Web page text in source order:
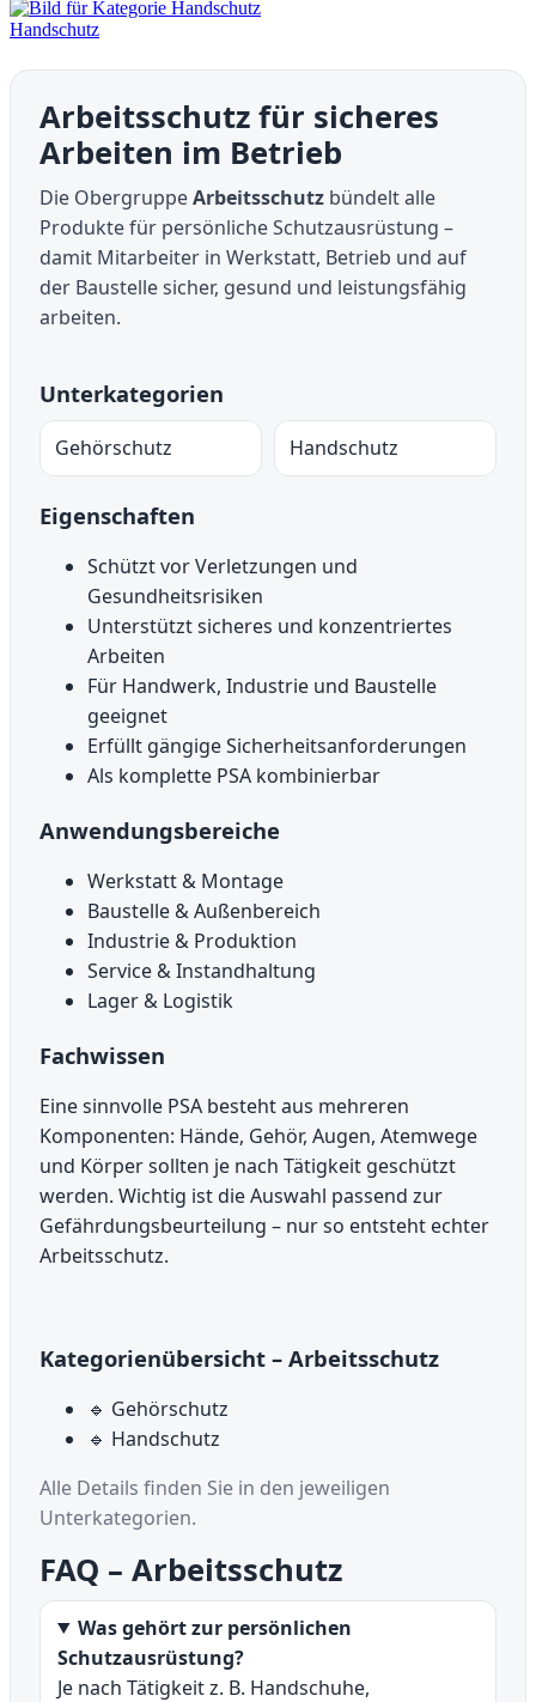
Handschutz
Arbeitsschutz für sicheres
Arbeiten im Betrieb
Die ObergruppeArbeitsschutz bündelt alle
Produkte für persönliche Schutzausrüstung –
damit Mitarbeiter in Werkstatt, Betrieb und auf
der Baustelle sicher, gesund und leistungsfähig
arbeiten.
Unterkategorien
Gehörschutz Handschutz
Eigenschaften
Schützt vor Verletzungen und
Gesundheitsrisiken
Unterstützt sicheres und konzentriertes
Arbeiten
Für Handwerk, Industrie und Baustelle
geeignet
Erfüllt gängige Sicherheitsanforderungen
Als komplette PSA kombinierbar
Anwendungsbereiche
Werkstatt & Montage
Baustelle & Außenbereich
Industrie & Produktion
Service & Instandhaltung
Lager & Logistik
Fachwissen
Eine sinnvolle PSA besteht aus mehreren
Komponenten: Hände, Gehör, Augen, Atemwege
und Körper sollten je nach Tätigkeit geschützt
werden. Wichtig ist die Auswahl passend zur
Gefährdungsbeurteilung – nur so entsteht echter
Arbeitsschutz.
Kategorienübersicht – Arbeitsschutz
🔹 Gehörschutz
🔹 Handschutz
Alle Details finden Sie in den jeweiligen
Unterkategorien.
FAQ – Arbeitsschutz
Was gehört zur persönlichen
Schutzausrüstung?
Je nach Tätigkeit z. B. Handschuhe,